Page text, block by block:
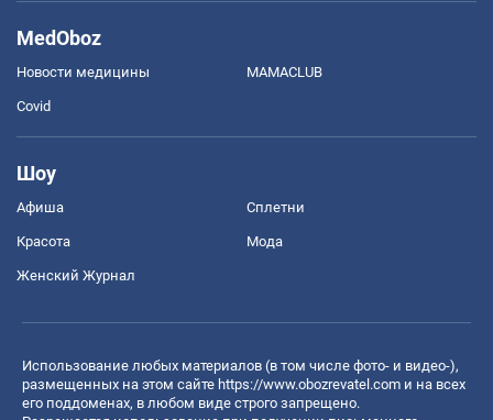
MedOboz
Новости медицины MAMACLUB
Covid
Шоу
Афиша Сплетни
Красота Мода
Женский Журнал
Использование любых материалов (в том числе фото- и видео-),
размещенных на этом сайте https://www.obozrevatel.com и на всех
его поддоменах, в любом виде строго запрещено.